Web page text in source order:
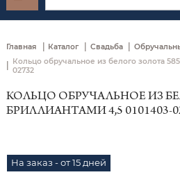
Главная | Каталог | Свадьба |
Кольцо обручальное из белого золота
02732
КОЛЬЦО ОБРУЧАЛЬНОЕ ИЗ
БРИЛЛИАНТАМИ 4,5 0101403-
На заказ - от 15 дней